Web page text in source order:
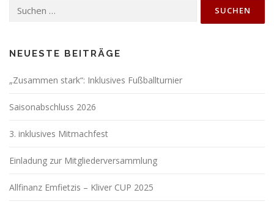
nach:
NEUESTE BEITRÄGE
„Zusammen stark“: Inklusives Fußballturnier
Saisonabschluss 2026
3. inklusives Mitmachfest
Einladung zur Mitgliederversammlung
Allfinanz Emfietzis – Kliver CUP 2025